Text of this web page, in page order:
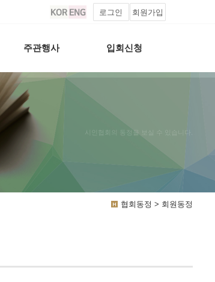
로그인 회원가입
주관행사 입회신청
시인협회의 동정을 보실 수 있습니다.
협회동정 > 회원동정